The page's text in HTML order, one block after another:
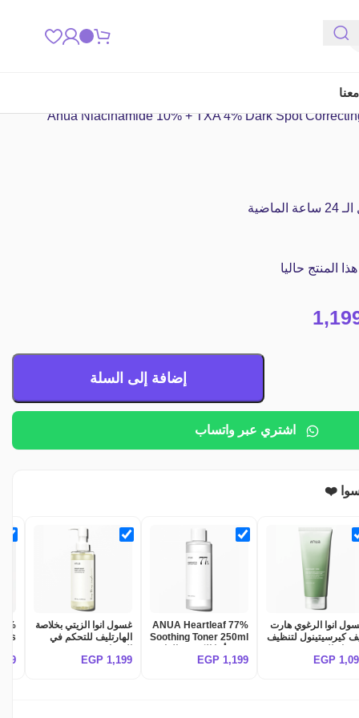
المنتج حاليا
إضافة إلى السلة
اشتري عبر واتساب
سوا ❤️
انوا الرغوي هارت
كيرسيتينول لتنظيف
Heartleaf EGP
ANUA Heartleaf 77%
Soothing Toner 250ml
| تونر أنوا الكوري بالهارت
ليف 77% لتهدئة البشرة 1,199
EGP
غسول انوا الزيتي بخلاصة
الهارتليف للتحكم في
Heartleaf Pore
1,199
EGP